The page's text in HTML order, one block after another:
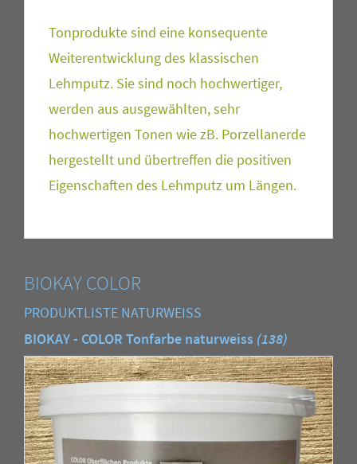
Tonprodukte sind eine konsequente
Weiterentwicklung des klassischen
Lehmputz. Sie sind noch hochwertiger,
werden aus ausgewählten, sehr
hochwertigen Tonen wie zB. Porzellanerde
hergestellt und übertreffen die positiven
Eigenschaften des Lehmputz um Längen.
BIOKAY COLOR
PRODUKTLISTE NATURWEISS
BIOKAY - COLOR Tonfarbe naturweiss (138)